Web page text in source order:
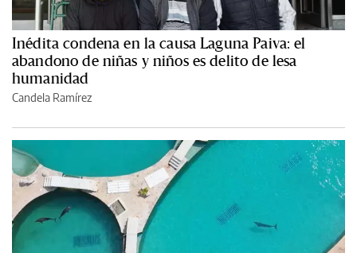
Inédita condena en la causa Laguna Paiva: el
abandono de niñas y niños es delito de lesa
humanidad
Candela Ramírez